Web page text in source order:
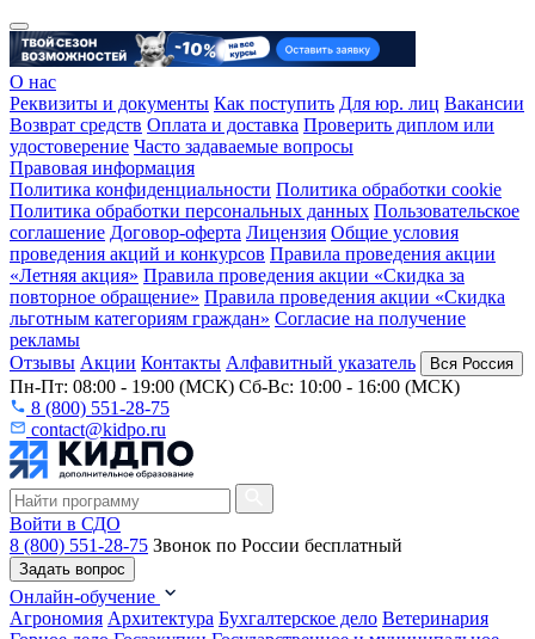
О нас
Реквизиты и документы Как поступить Для юр. лиц Вакансии
Возврат средств Оплата и доставка Проверить диплом или
удостоверение Часто задаваемые вопросы
Правовая информация
Политика конфиденциальности Политика обработки cookie
Политика обработки персональных данных Пользовательское
соглашение Договор-оферта Лицензия Общие условия
проведения акций и конкурсов Правила проведения акции
«Летняя акция» Правила проведения акции «Скидка за
повторное обращение» Правила проведения акции «Скидка
льготным категориям граждан» Согласие на получение
рекламы
Отзывы Акции Контакты Алфавитный указатель Вся Россия
Пн-Пт: 08:00 - 19:00 (МСК) Сб-Вс: 10:00 - 16:00 (МСК)
8 (800) 551-28-75
contact@kidpo.ru
Войти в СДО
8 (800) 551-28-75 Звонок по России бесплатный
Задать вопрос
Онлайн-обучение
Агрономия Архитектура Бухгалтерское дело Ветеринария